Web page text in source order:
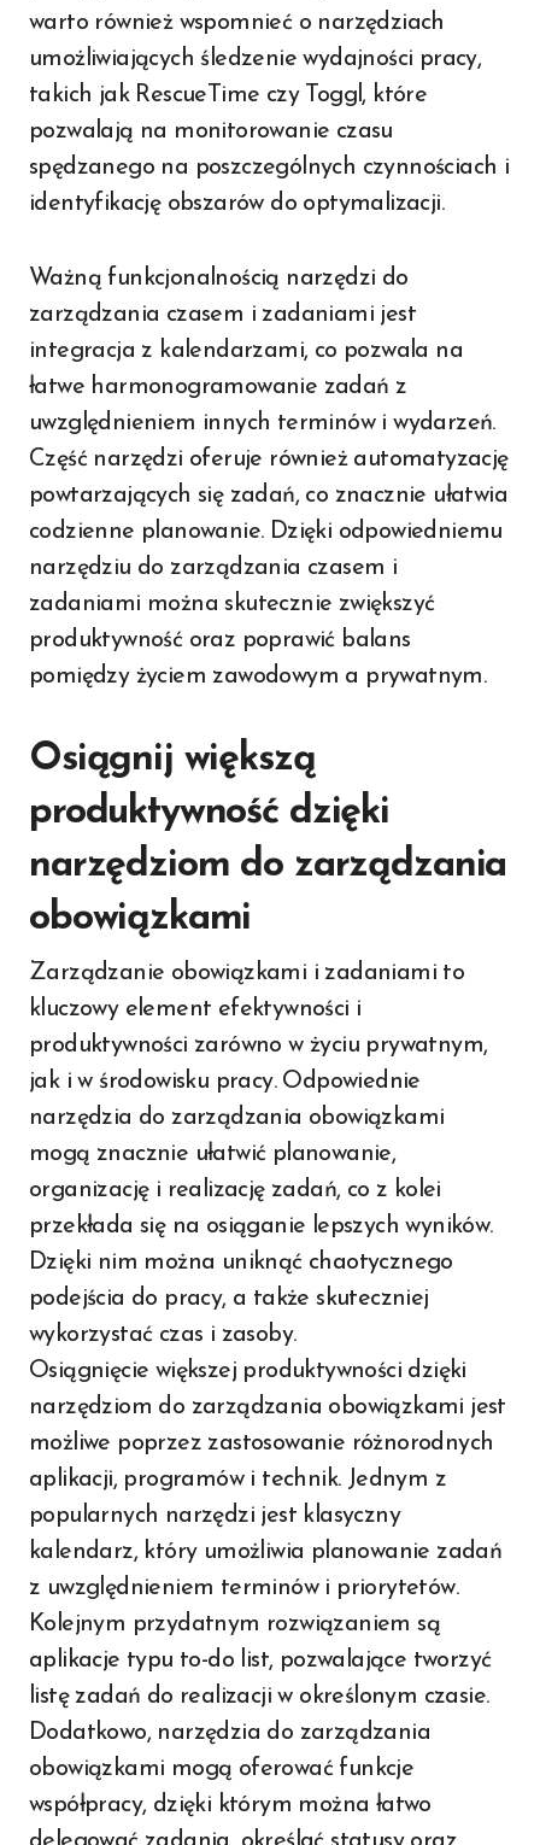
warto również wspomnieć o narzędziach
umożliwiających śledzenie wydajności pracy,
takich jak RescueTime czy Toggl, które
pozwalają na monitorowanie czasu
spędzanego na poszczególnych czynnościach i
identyfikację obszarów do optymalizacji.
Ważną funkcjonalnością narzędzi do
zarządzania czasem i zadaniami jest
integracja z kalendarzami, co pozwala na
łatwe harmonogramowanie zadań z
uwzględnieniem innych terminów i wydarzeń.
Część narzędzi oferuje również automatyzację
powtarzających się zadań, co znacznie ułatwia
codzienne planowanie. Dzięki odpowiedniemu
narzędziu do zarządzania czasem i
zadaniami można skutecznie zwiększyć
produktywność oraz poprawić balans
pomiędzy życiem zawodowym a prywatnym.
Osiągnij większą
produktywność dzięki
narzędziom do zarządzania
obowiązkami
Zarządzanie obowiązkami i zadaniami to
kluczowy element efektywności i
produktywności zarówno w życiu prywatnym,
jak i w środowisku pracy. Odpowiednie
narzędzia do zarządzania obowiązkami
mogą znacznie ułatwić planowanie,
organizację i realizację zadań, co z kolei
przekłada się na osiąganie lepszych wyników.
Dzięki nim można uniknąć chaotycznego
podejścia do pracy, a także skuteczniej
wykorzystać czas i zasoby.
Osiągnięcie większej produktywności dzięki
narzędziom do zarządzania obowiązkami jest
możliwe poprzez zastosowanie różnorodnych
aplikacji, programów i technik. Jednym z
popularnych narzędzi jest klasyczny
kalendarz, który umożliwia planowanie zadań
z uwzględnieniem terminów i priorytetów.
Kolejnym przydatnym rozwiązaniem są
aplikacje typu to-do list, pozwalające tworzyć
listę zadań do realizacji w określonym czasie.
Dodatkowo, narzędzia do zarządzania
obowiązkami mogą oferować funkcje
współpracy, dzięki którym można łatwo